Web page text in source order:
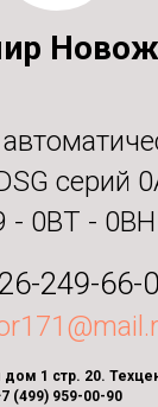
серий
- 0BT -
249-66-
1 стр. 20.
(499) 959-00-90